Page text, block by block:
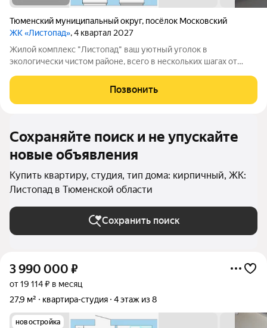
Тюменский муниципальный округ, посёлок Московский
ЖК «Листопад», 4 квартал 2027
Жилой комплекс "Листопад" ваш уютный уголок в
экологически чистом районе, всего в нескольких шагах от
ждут просторные квартиры в настоящем кирпичном доме с
высокими потолками и большими
Позвонить
Сохраняйте поиск и не упускайте
новые объявления
Купить квартиру, студия, тип дома: кирпичный, ЖК:
Листопад в Тюменской области
Сохранить поиск
3 990 000 ₽
от 19 114 ₽ в месяц
27,9 м²
квартира-студия 4 этаж из 8
новостройка